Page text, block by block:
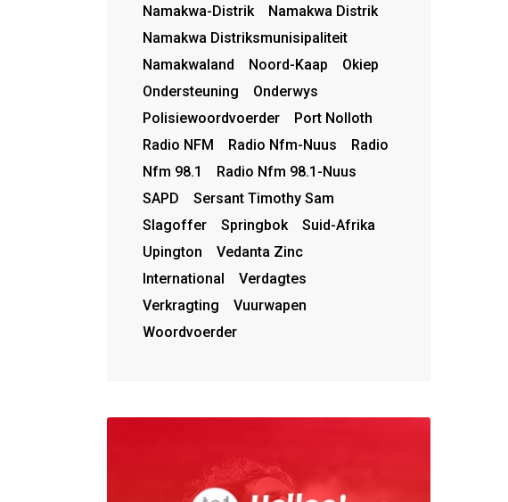
Namakwa-Distrik
Namakwa Distrik
Namakwa Distriksmunisipaliteit
Namakwaland
Noord-Kaap
Okiep
Ondersteuning
Onderwys
Polisiewoordvoerder
Port Nolloth
Radio NFM
Radio Nfm-Nuus
Radio
Nfm 98.1
Radio Nfm 98.1-Nuus
SAPD
Sersant Timothy Sam
Slagoffer
Springbok
Suid-Afrika
Upington
Vedanta Zinc
International
Verdagtes
Verkragting
Vuurwapen
Woordvoerder